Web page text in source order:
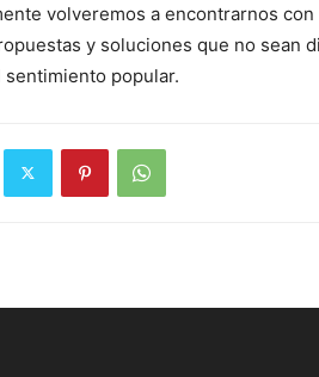
volveremos a encontrarnos
y soluciones que no sean
popular.